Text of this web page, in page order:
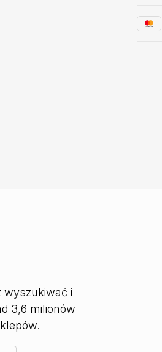
wyszukiwać i
3,6 milionów